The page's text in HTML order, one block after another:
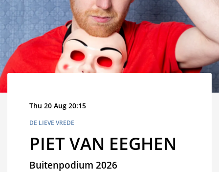
PIET VAN EEGHEN
Buitenpodium 2026
DE LIEVE VREDE
Thu 20 Aug 20:15